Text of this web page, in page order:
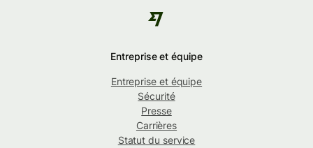
Entreprise et équipe
Entreprise et équipe
Sécurité
Presse
Carrières
Statut du service